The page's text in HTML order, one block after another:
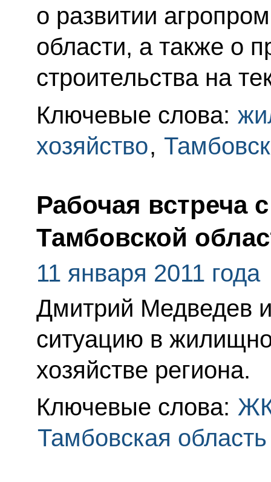
о развитии
области, а также о
строительства на
Ключевые слова:
хозяйство,
Рабочая встреча
Тамбовской
11 января 2011 года
Дмитрий Медведев
ситуацию в
хозяйстве региона.
Ключевые слова:
Тамбовская область